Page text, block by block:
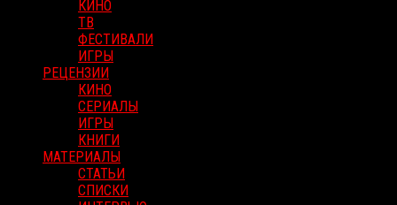
КИНО
ТВ
ФЕСТИВАЛИ
ИГРЫ
РЕЦЕНЗИИ
КИНО
СЕРИАЛЫ
ИГРЫ
КНИГИ
МАТЕРИАЛЫ
СТАТЬИ
СПИСКИ